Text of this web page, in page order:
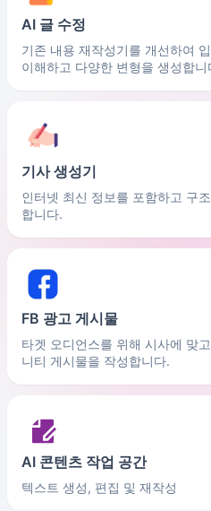
AI 글 수정
기존 내용 재작성기를 개선하여
이해하고 다양한 변형을 생성합니
기사 생성기
인터넷 최신 정보를 포함하고 구
합니다.
FB 광고 게시물
타겟 오디언스를 위해 시사에 맞
니티 게시물을 작성합니다.
AI 콘텐츠 작업 공간
텍스트 생성, 편집 및 재작성